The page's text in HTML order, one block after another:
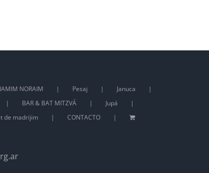
IAMIM NORAIM Pesaj
Januca
BAR & BAT MITZVÁ
Jupá
de madrijim CONTACTO